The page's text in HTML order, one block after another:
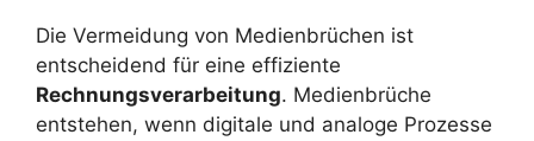
Die Vermeidung von Medienbrüchen ist
entscheidend für eine effiziente
Rechnungsverarbeitung. Medienbrüche
entstehen, wenn digitale und analoge Prozesse